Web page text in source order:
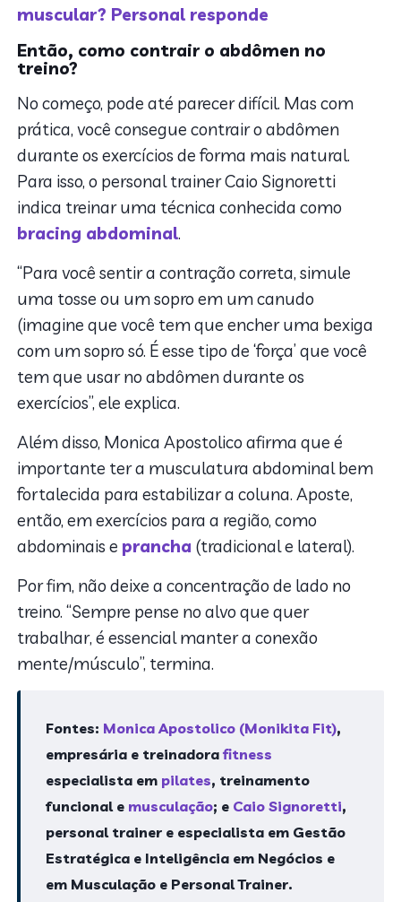
muscular? Personal responde
Então, como contrair o abdômen no
treino?
No começo, pode até parecer difícil. Mas com
prática, você consegue contrair o abdômen
durante os exercícios de forma mais natural.
Para isso, o personal trainer Caio Signoretti
indica treinar uma técnica conhecida como
bracing abdominal.
“Para você sentir a contração correta, simule
uma tosse ou um sopro em um canudo
(imagine que você tem que encher uma bexiga
com um sopro só. É esse tipo de ‘força’ que você
tem que usar no abdômen durante os
exercícios”, ele explica.
Além disso, Monica Apostolico afirma que é
importante ter a musculatura abdominal bem
fortalecida para estabilizar a coluna. Aposte,
então, em exercícios para a região, como
abdominais e prancha (tradicional e lateral).
Por fim, não deixe a concentração de lado no
treino. “Sempre pense no alvo que quer
trabalhar, é essencial manter a conexão
mente/músculo”, termina.
Fontes: Monica Apostolico (Monikita Fit),
empresária e treinadorafitness
especialista em pilates, treinamento
funcional e musculação; e Caio Signoretti,
personal trainer e especialista em Gestão
Estratégica e Inteligência em Negócios e
em Musculação e Personal Trainer.